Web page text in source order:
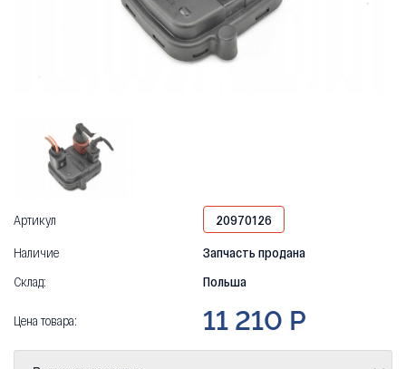
Артикул
20970126
Наличие
Запчасть продана
Склад:
Польша
Цена товара: 11 210 Р